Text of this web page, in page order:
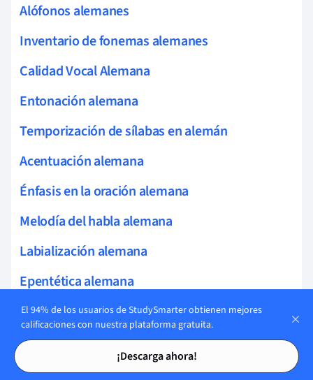
Tarjetas de estudio
Tarjetas de estudio
Alófonos alemanes
Inventario de fonemas alemanes
Calidad Vocal Alemana
Entonación alemana
Temporización de sílabas en alemán
Acentuación alemana
Énfasis en la oración alemana
Melodía del habla alemana
Labialización alemana
Epentética alemana
Variación Fonética Alemana
Cambio vocálico alemán
Simbolismo fonético alemán
El 94% de los usuarios de StudySmarter obtienen mejores
calificaciones con nuestra plataforma gratuita.
¡Descarga ahora!